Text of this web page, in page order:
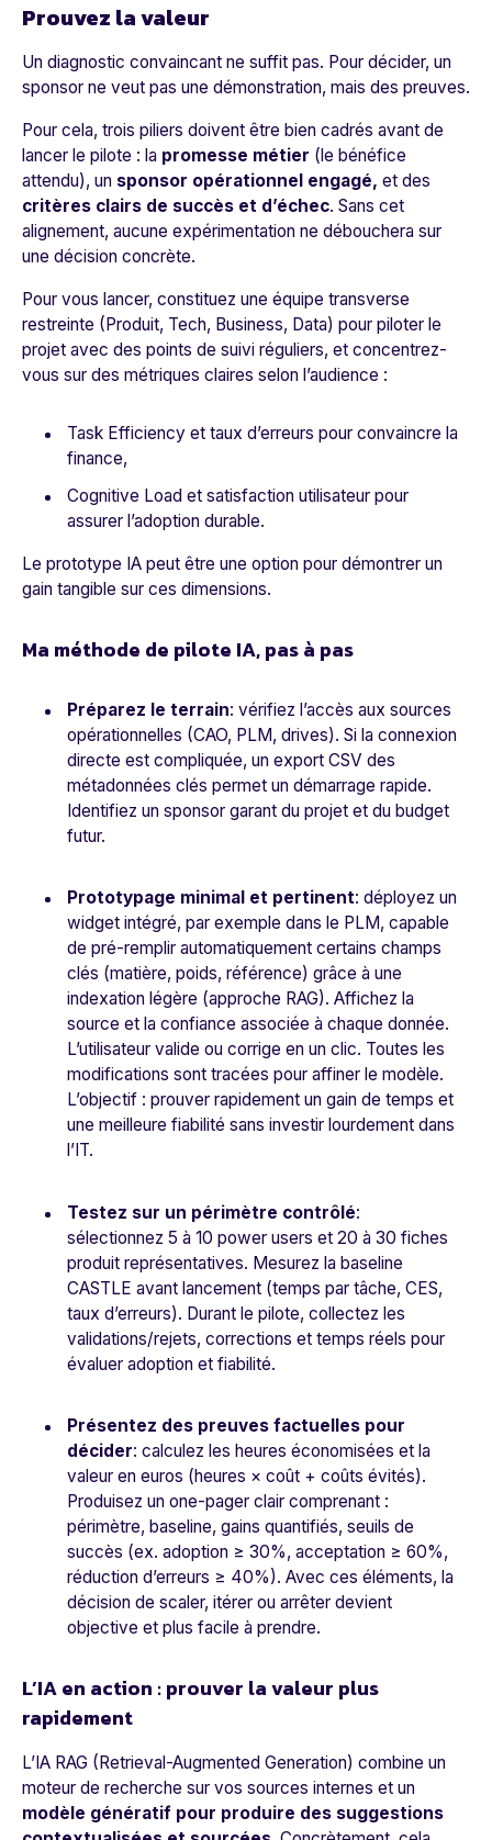
Prouvez la valeur
Un diagnostic convaincant ne suffit pas. Pour décider, un
sponsor ne veut pas une démonstration, mais des preuves.
Pour cela, trois piliers doivent être bien cadrés avant de
lancer le pilote : la promesse métier (le bénéfice
attendu), un sponsor opérationnel engagé, et des
critères clairs de succès et d’échec. Sans cet
alignement, aucune expérimentation ne débouchera sur
une décision concrète.
Pour vous lancer, constituez une équipe transverse
restreinte (Produit, Tech, Business, Data) pour piloter le
projet avec des points de suivi réguliers, et concentrez-
vous sur des métriques claires selon l’audience :
Task Efficiency et taux d’erreurs pour convaincre la
finance,
Cognitive Load et satisfaction utilisateur pour
assurer l’adoption durable.
Le prototype IA peut être une option pour démontrer un
gain tangible sur ces dimensions.
Ma méthode de pilote IA, pas à pas
Préparez le terrain: vérifiez l’accès aux sources
opérationnelles (CAO, PLM, drives). Si la connexion
directe est compliquée, un export CSV des
métadonnées clés permet un démarrage rapide.
Identifiez un sponsor garant du projet et du budget
futur.
Prototypage minimal et pertinent: déployez un
widget intégré, par exemple dans le PLM, capable
de pré-remplir automatiquement certains champs
clés (matière, poids, référence) grâce à une
indexation légère (approche RAG). Affichez la
source et la confiance associée à chaque donnée.
L’utilisateur valide ou corrige en un clic. Toutes les
modifications sont tracées pour affiner le modèle.
L’objectif : prouver rapidement un gain de temps et
une meilleure fiabilité sans investir lourdement dans
l’IT.
Testez sur un périmètre contrôlé:
sélectionnez 5 à 10 power users et 20 à 30 fiches
produit représentatives. Mesurez la baseline
CASTLE avant lancement (temps par tâche, CES,
taux d’erreurs). Durant le pilote, collectez les
validations/rejets, corrections et temps réels pour
évaluer adoption et fiabilité.
Présentez des preuves factuelles pour
décider: calculez les heures économisées et la
valeur en euros (heures × coût + coûts évités).
Produisez un one-pager clair comprenant :
périmètre, baseline, gains quantifiés, seuils de
succès (ex. adoption ≥ 30%, acceptation ≥ 60%,
réduction d’erreurs ≥ 40%). Avec ces éléments, la
décision de scaler, itérer ou arrêter devient
objective et plus facile à prendre.
L’IA en action : prouver la valeur plus
rapidement
L’IA RAG (Retrieval-Augmented Generation) combine un
moteur de recherche sur vos sources internes et un
modèle génératif pour produire des suggestions